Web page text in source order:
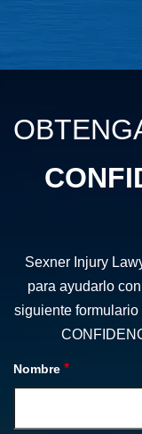
Sexner Injury
para ayudarlo
siguiente
Nombre *